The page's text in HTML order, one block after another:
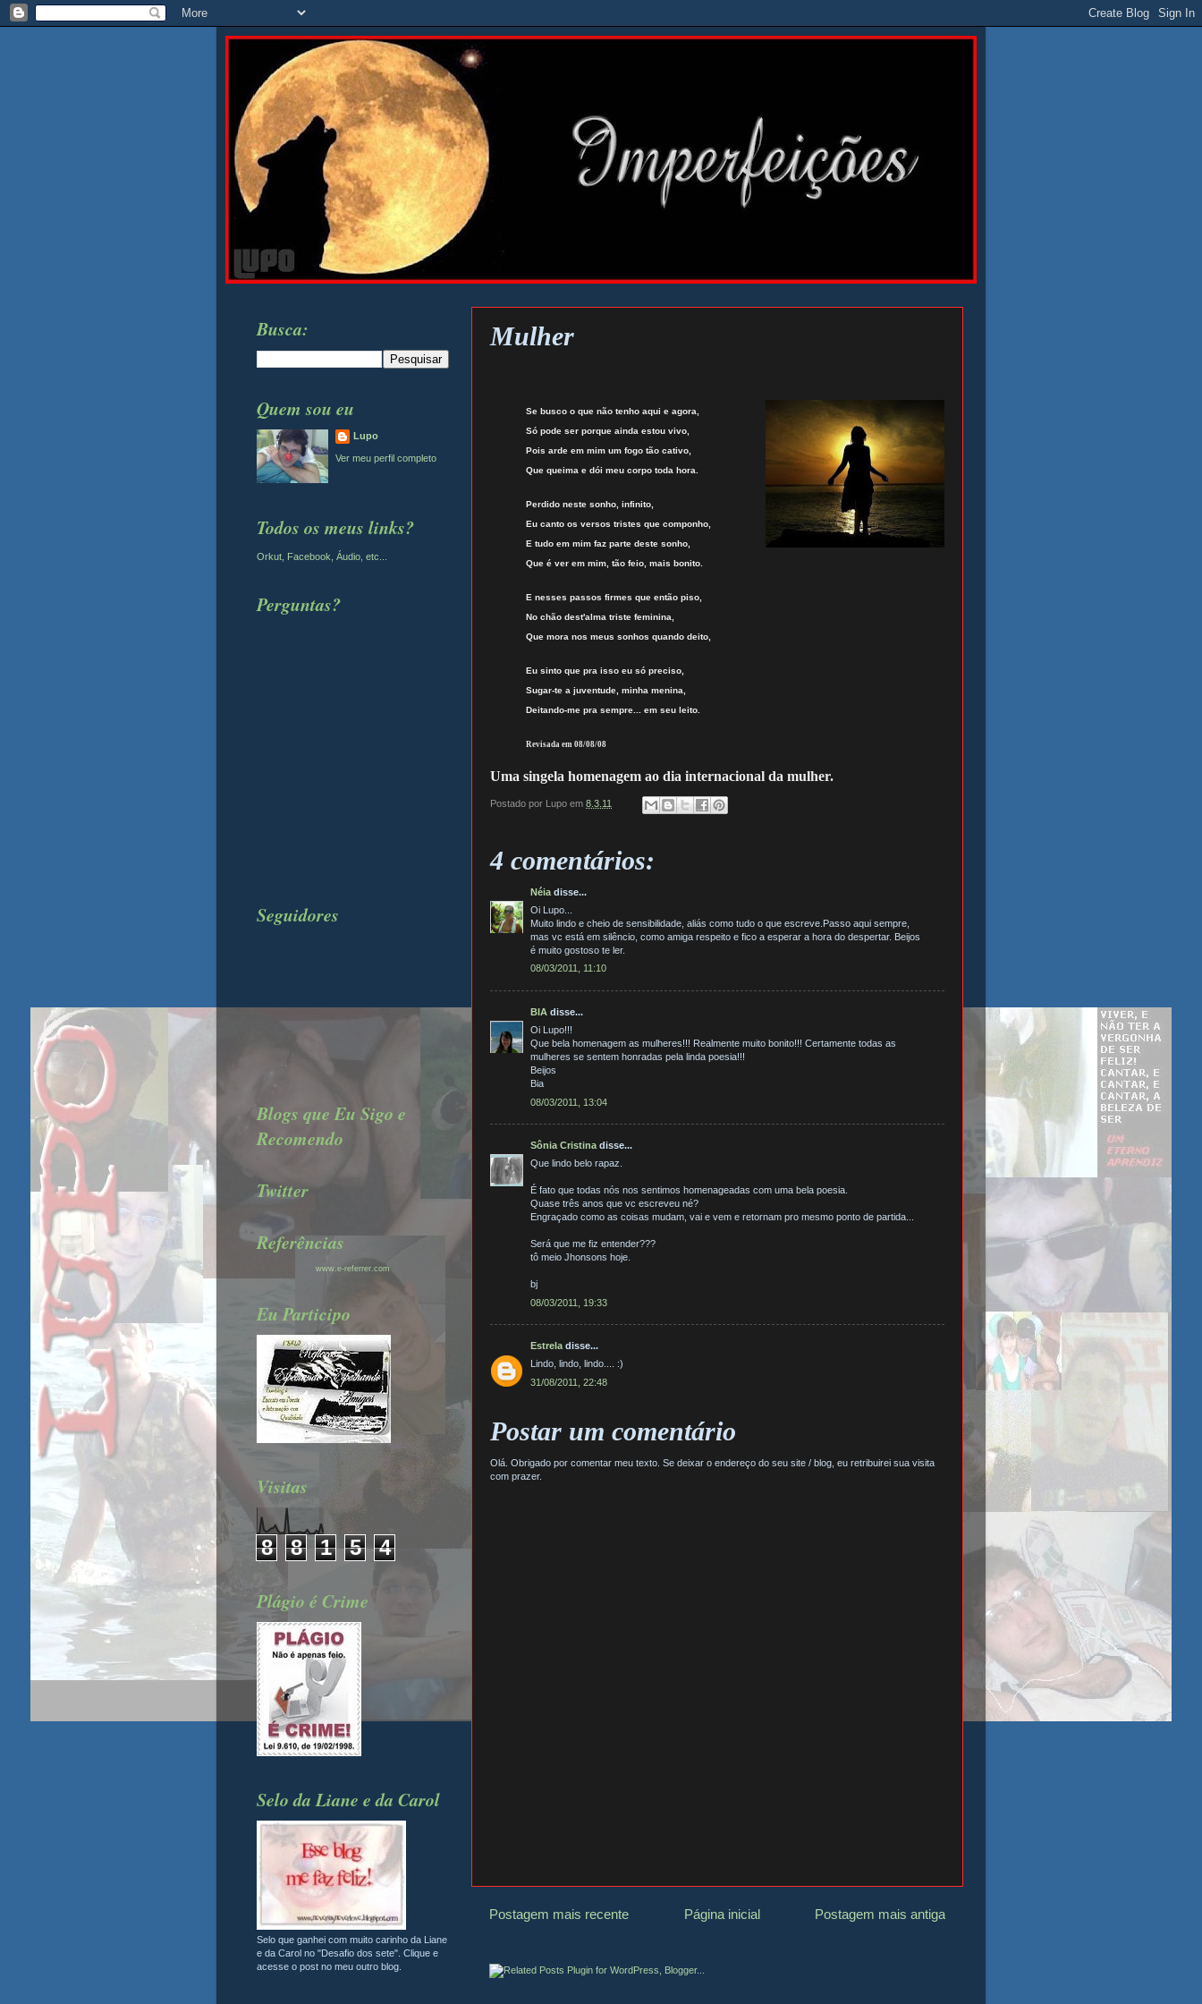
Mulher
Se busco o que não tenho aqui e agora,
Só pode ser porque ainda estou vivo,
Pois arde em mim um fogo tão cativo,
Que queima e dói meu corpo toda hora.
Perdido neste sonho, infinito,
Eu canto os versos tristes que componho,
E tudo em mim faz parte deste sonho,
Que é ver em mim, tão feio, mais bonito.
E nesses passos firmes que então piso,
No chão dest'alma triste feminina,
Que mora nos meus sonhos quando deito,
Eu sinto que pra isso eu só preciso,
Sugar-te a juventude, minha menina,
Deitando-me pra sempre... em seu leito.
Revisada em 08/08/08
Uma singela homenagem ao dia internacional da mulher.
Postado por Lupo em 8.3.11
4 comentários:
Néia disse...
Oi Lupo...
Muito lindo e cheio de sensibilidade, aliás como tudo o que escreve.Passo aqui sempre,
mas vc está em silêncio, como amiga respeito e fico a esperar a hora do despertar. Beijos
é muito gostoso te ler.
08/03/2011, 11:10
BIA disse...
Oi Lupo!!!
Que bela homenagem as mulheres!!! Realmente muito bonito!!! Certamente todas as
mulheres se sentem honradas pela linda poesia!!!
Beijos
Bia
08/03/2011, 13:04
Sônia Cristina disse...
Que lindo belo rapaz.
É fato que todas nós nos sentimos homenageadas com uma bela poesia.
Quase três anos que vc escreveu né?
Engraçado como as coisas mudam, vai e vem e retornam pro mesmo ponto de partida...
Será que me fiz entender???
tô meio Jhonsons hoje.
bj
08/03/2011, 19:33
Estrela disse...
Lindo, lindo, lindo.... :)
31/08/2011, 22:48
Postar um comentário
Olá. Obrigado por comentar meu texto. Se deixar o endereço do seu site / blog, eu retribuirei sua visita
com prazer.
Postagem mais recente Postagem mais antiga
Página inicial
Busca:
Quem sou eu
Lupo
Ver meu perfil completo
Todos os meus links?
Orkut, Facebook, Áudio, etc...
Perguntas?
Seguidores
Blogs que Eu Sigo e
Recomendo
Twitter
Referências
www.e-referrer.com
Eu Participo
Visitas
8 8 1 5 4
Plágio é Crime
Selo da Liane e da Carol
Selo que ganhei com muito carinho da Liane
e da Carol no "Desafio dos sete". Clique e
acesse o post no meu outro blog.